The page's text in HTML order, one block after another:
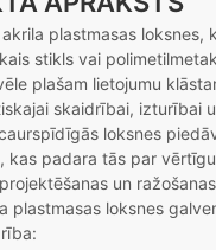
plastmasas loksnes,
stikls vai
plašam lietojumu
skaidrībai, izturībai
loksnes
kas padara tās par
un
plastmasas loksnes